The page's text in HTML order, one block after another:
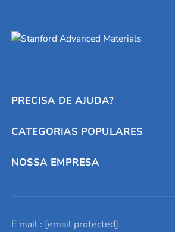
PRECISA DE AJUDA?
Conversores e calculadoras
Entre em contato conosco
Lista de consultas
CATEGORIAS POPULARES
Metais refratários
Elementos de terras raras
NOSSA EMPRESA
Promoções atuais
E mail : [email protected]